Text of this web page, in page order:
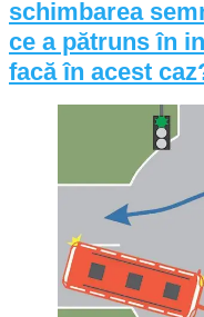
schimbarea
ce a pătruns în
facă în acest